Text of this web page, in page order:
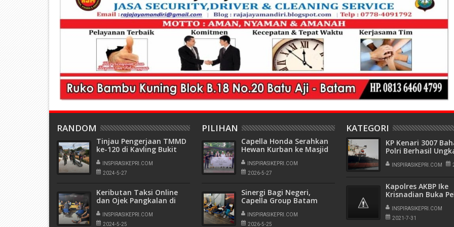
RANDOM
Tinjau Pengerjaan TMMD
ke-120 di Kavling Bukit
Dandim 0316/Batam :
Kedepankan Humanis dan
INSPIRASIKEPRI.COM
2024-5-27
Keributan Taksi Online
dan Ojek Pangkalan di
Polsek Nongsa Lakukan
Mediasi
INSPIRASIKEPRI.COM
2024-5-25
PILIHAN
Capella Honda Serahkan
Hewan Kurban ke Masjid
Tanjungpinang
INSPIRASIKEPRI.COM
2026-5-27
Sinergi Bagi Negeri,
Capella Group Batam
Darah
INSPIRASIKEPRI.COM
2026-5-25
KATEGORI
KP Kenari 3007
Polri Berhasil
Aktivitas Bongkar
Limbah B3 diduga
INSPIRASIKEPRI.COM
Kapolres AKBP Ike
Krisnadian Buka
Kabupaten Natuna
INSPIRASIKEPRI.COM
2021-7-31